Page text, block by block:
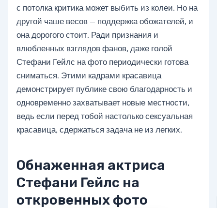
с потолка критика может выбить из колеи. Но на
другой чаше весов — поддержка обожателей, и
она дорогого стоит. Ради признания и
влюбленных взглядов фанов, даже голой
Стефани Гейлс на фото периодически готова
сниматься. Этими кадрами красавица
демонстрирует публике свою благодарность и
одновременно захватывает новые местности,
ведь если перед тобой настолько сексуальная
красавица, сдержаться задача не из легких.
Обнаженная актриса
Стефани Гейлс на
откровенных фото